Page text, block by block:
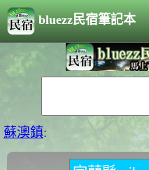
bluezz民宿筆記本
蘇澳鎮: